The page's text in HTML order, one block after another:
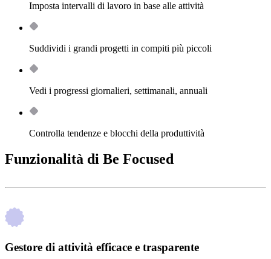
Imposta intervalli di lavoro in base alle attività
Suddividi i grandi progetti in compiti più piccoli
Vedi i progressi giornalieri, settimanali, annuali
Controlla tendenze e blocchi della produttività
Funzionalità di Be Focused
Gestore di attività efficace e trasparente